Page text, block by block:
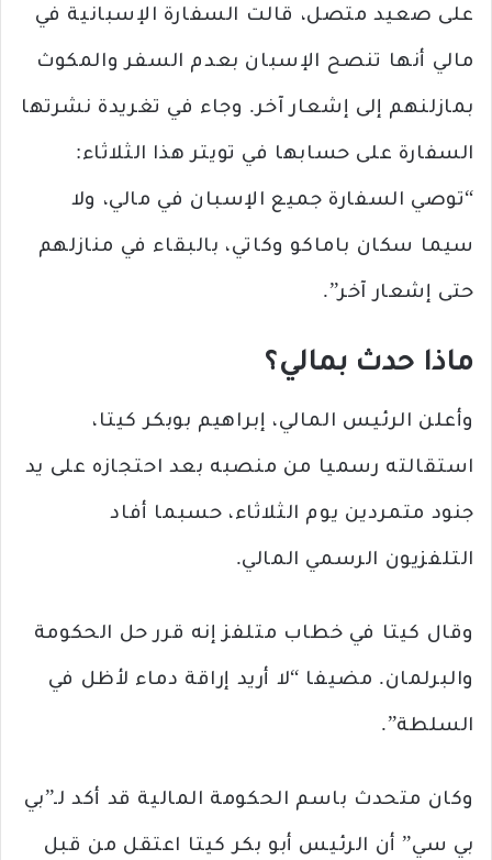
على صعيد متصل، قالت السفارة الإسبانية في
مالي أنها تنصح الإسبان بعدم السفر والمكوث
بمازلنهم إلى إشعار آخر. وجاء في تغريدة نشرتها
السفارة على حسابها في تويتر هذا الثلاثاء:
“توصي السفارة جميع الإسبان في مالي، ولا
سيما سكان باماكو وكاتي، بالبقاء في منازلهم
حتى إشعار آخر”.
ماذا حدث بمالي؟
وأعلن الرئيس المالي، إبراهيم بوبكر كيتا،
استقالته رسميا من منصبه بعد احتجازه على يد
جنود متمردين يوم الثلاثاء، حسبما أفاد
التلفزيون الرسمي المالي.
وقال كيتا في خطاب متلفز إنه قرر حل الحكومة
والبرلمان. مضيفا “لا أريد إراقة دماء لأظل في
السلطة”.
وكان متحدث باسم الحكومة المالية قد أكد لـ”بي
بي سي” أن الرئيس أبو بكر كيتا اعتقل من قبل